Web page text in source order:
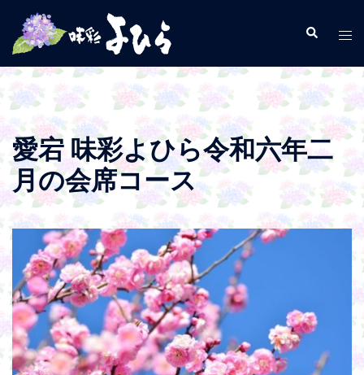
テ
ン
ツ
ス
キ
ッ
プ
検
ト
ル
メ
ニ
ュ
ー
愛宕 味彩よひら令和六年二
月の会席コース